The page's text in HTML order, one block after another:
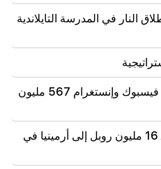
النار في المدرسة التايلاندية
وفي الولايات المتحدة، تم تغريم فيسبوك وإنستغرام 567 مليون
تم تعليق التحويل غير القانوني لـ 16 مليون روبل إلى أرمينيا في